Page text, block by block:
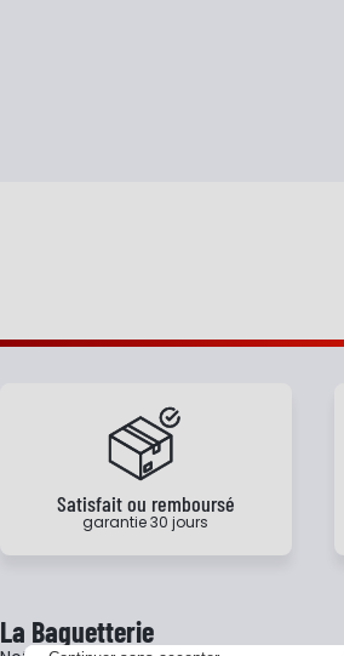
Satisfait ou remboursé
garantie 30 jours
La Baguetterie